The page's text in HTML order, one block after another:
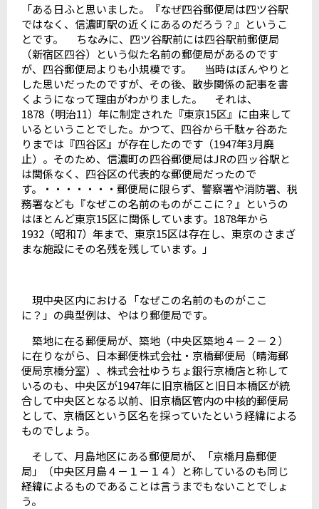
「ある日ふと思いました。『なぜ四谷郵便局は四ツ谷駅
ではなく、信濃町駅の近くにあるのだろう？』というこ
とです。 ちなみに、四ツ谷駅前には四谷駅前郵便局
（新宿区四谷）という似た名前の郵便局があるのです
が、四谷郵便局よりも小規模です。 当時はぼんやりと
した思いだったのですが、その後、散歩関係の記事を書
くようになって理由がわかりました。 それは、
1878（明治11）年に制定された『東京15区』に由来して
いるということでした。かつて、四谷から千駄ヶ谷あた
りまでは『四谷区』が存在したのです（1947年3月廃
止）。そのため、信濃町の四谷郵便局はJRの四ッ谷駅と
は関係なく、四谷区の代表的な郵便局だったので
す。・・・・・・・郵便局に限らず、警察署や消防署、税
務署なども『なぜこの名前のものがここに？』というの
はほとんど東京15区に関係しています。1878年から
1932（昭和7）年まで、東京15区は存在し、東京のさまざ
まな施設にその名残を残しています。」
現中央区内における「なぜこの名前のものがここ
に？」の典型例は、やはり郵便局です。
築地に在る郵便局が、築地（中央区築地４－２－２）
に在りながら、日本郵便株式会社・京橋郵便局（晴海郵
便局京橋分室）、株式会社ゆうちょ銀行京橋店と称して
いるのも、中央区が1947年に旧京橋区と旧日本橋区が統
合して中央区となる以前、旧京橋区管内の中核的郵便局
として、京橋区という区名を採っていたという経緯による
ものでしょう。
そして、月島地区にある郵便局が、「京橋月島郵便
局」（中央区月島４－１－１４）と称しているのも同じ
経緯によるものであることは言うまでもないことでしょ
う。